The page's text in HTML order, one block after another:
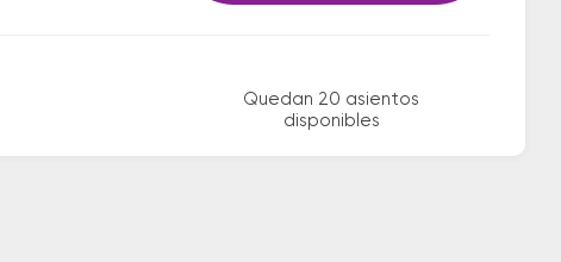
Quedan 20 asientos
disponibles